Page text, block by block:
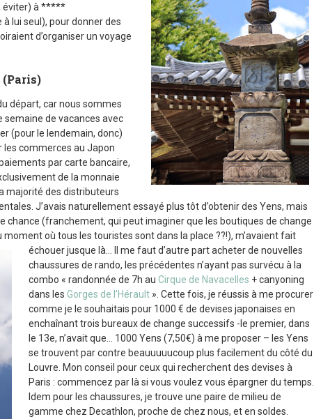
éviter) à *****
lui seul), pour donner des
d’organiser un voyage
(Paris)
départ, car nous sommes
semaine de vacances avec
(pour le lendemain, donc)
les commerces au Japon
par carte bancaire,
de la monnaie
majorité des distributeurs
J’avais naturellement essayé plus tôt d’obtenir des Yens, mais
chance (franchement, qui peut imaginer que les boutiques de change
où tous les touristes sont dans la place ??!), m’avaient fait
échouer jusque là…
Il me faut d’autre part acheter de nouvelles
chaussures de rando, les précédentes n’ayant pas survécu à la
combo « randonnée de 7h au Cirque de Navacelles + canyoning
dans les Gorges de l’Hérault ». Cette fois, je réussis à me procurer
comme je le souhaitais pour 1000 € de devises japonaises en
enchaînant trois bureaux de change successifs -le premier, dans
le 13e, n’avait que… 1000 Yens (7,50€) à me proposer – les Yens
se trouvent par contre beauuuuucoup plus facilement du côté du
Louvre. Mon conseil pour ceux qui recherchent des devises à
Paris : commencez par là si vous voulez vous épargner du temps.
Idem pour les chaussures, je trouve une paire de milieu de
gamme chez Decathlon, proche de chez nous, et en soldes.